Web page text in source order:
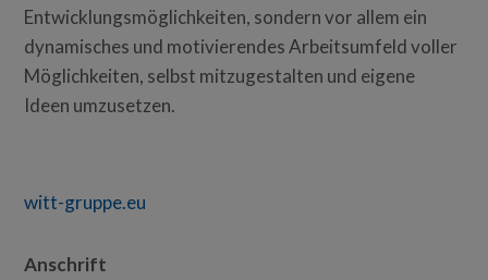
Entwicklungsmöglichkeiten, sondern vor allem ein
dynamisches und motivierendes Arbeitsumfeld voller
Möglichkeiten, selbst mitzugestalten und eigene
Ideen umzusetzen.
witt-gruppe.eu
Anschrift